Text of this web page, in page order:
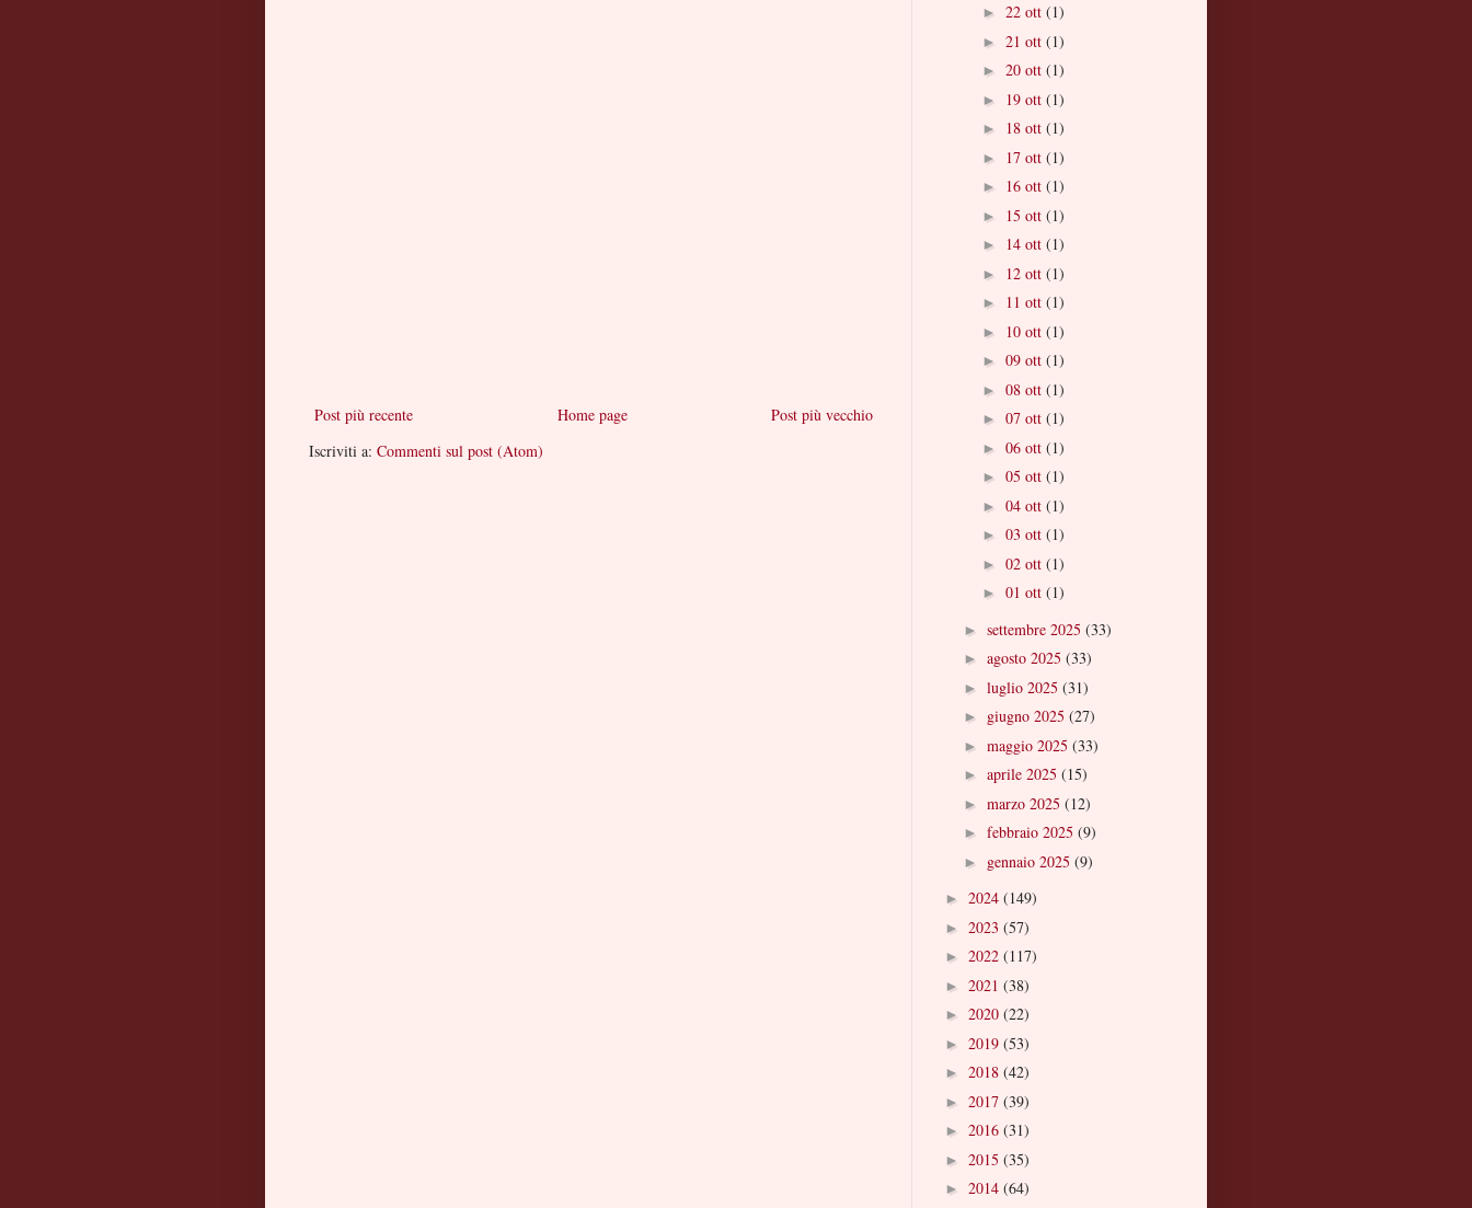
Post più recente Post più vecchio
Home page
Iscriviti a: Commenti sul post (Atom)
► 22 ott (1)
► 21 ott (1)
► 20 ott (1)
► 19 ott (1)
► 18 ott (1)
► 17 ott (1)
► 16 ott (1)
► 15 ott (1)
► 14 ott (1)
► 12 ott (1)
► 11 ott (1)
► 10 ott (1)
► 09 ott (1)
► 08 ott (1)
► 07 ott (1)
► 06 ott (1)
► 05 ott (1)
► 04 ott (1)
► 03 ott (1)
► 02 ott (1)
► 01 ott (1)
► settembre 2025 (33)
► agosto 2025 (33)
► luglio 2025 (31)
► giugno 2025 (27)
► maggio 2025 (33)
► aprile 2025 (15)
► marzo 2025 (12)
► febbraio 2025 (9)
► gennaio 2025 (9)
► 2024 (149)
► 2023 (57)
► 2022 (117)
► 2021 (38)
► 2020 (22)
► 2019 (53)
► 2018 (42)
► 2017 (39)
► 2016 (31)
► 2015 (35)
► 2014 (64)